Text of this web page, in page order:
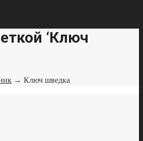
‘Ключ
→ Ключ шведка